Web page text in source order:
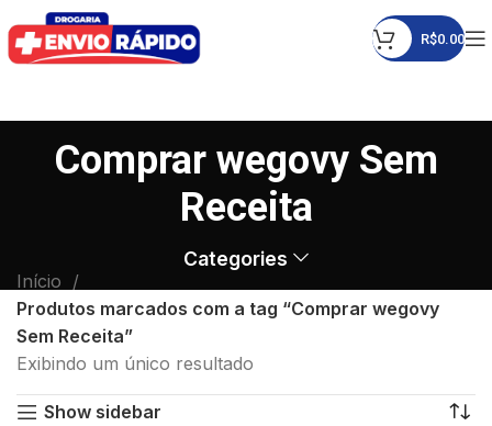
R$0.00
Comprar wegovy Sem
Receita
Categories
Início
Produtos marcados com a tag “Comprar wegovy
Sem Receita”
Exibindo um único resultado
Show sidebar